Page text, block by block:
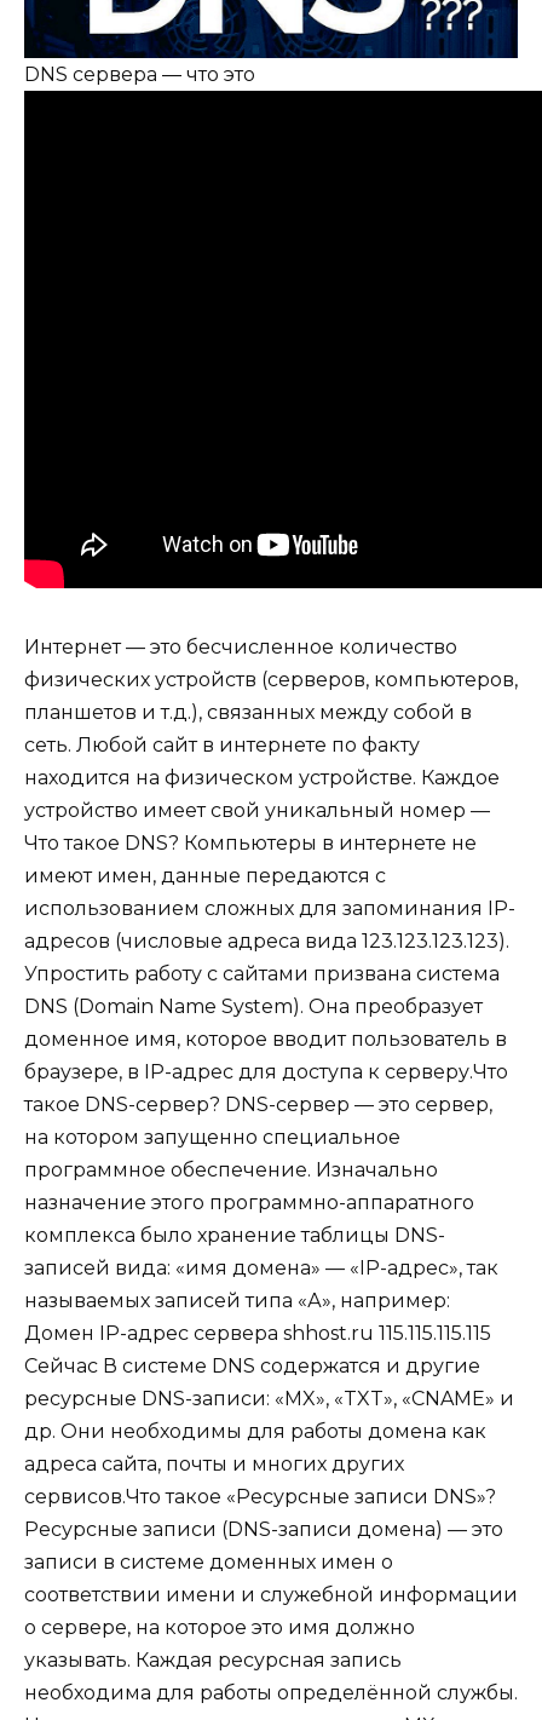
DNS сервера ― что это
Интернет — это бесчисленное количество
физических устройств (серверов, компьютеров,
планшетов и т.д.), связанных между собой в
сеть. Любой сайт в интернете по факту
находится на физическом устройстве. Каждое
устройство имеет свой уникальный номер —
Что такое DNS? Компьютеры в интернете не
имеют имен, данные передаются с
использованием сложных для запоминания IP-
адресов (числовые адреса вида 123.123.123.123).
Упростить работу с сайтами призвана система
DNS (Domain Name System). Она преобразует
доменное имя, которое вводит пользователь в
браузере, в IP-адрес для доступа к серверу.Что
такое DNS-сервер? DNS-сервер — это сервер,
на котором запущенно специальное
программное обеспечение. Изначально
назначение этого программно-аппаратного
комплекса было хранение таблицы DNS-
записей вида: «имя домена» — «IP-адрес», так
называемых записей типа «А», например:
Домен IP-адрес сервера shhost.ru 115.115.115.115
Сейчас В системе DNS содержатся и другие
ресурсные DNS-записи: «MX», «TXT», «CNAME» и
др. Они необходимы для работы домена как
адреса сайта, почты и многих других
сервисов.Что такое «Ресурсные записи DNS»?
Ресурсные записи (DNS-записи домена) — это
записи в системе доменных имен о
соответствии имени и служебной информации
о сервере, на которое это имя должно
указывать. Каждая ресурсная запись
необходима для работы определённой службы.